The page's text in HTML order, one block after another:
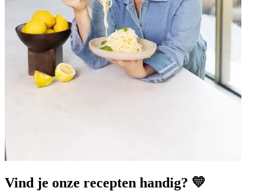
Vind je onze recepten handig? 💛